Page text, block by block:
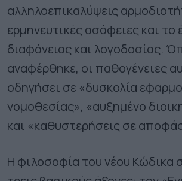
αλληλοεπικαλύψεις
ερμηνευτικές ασάφειες και το
διαφάνειας και λογοδοσίας.
αναφέρθηκε, οι παθογένειες
οδηγήσει σε «δυσκολία
νομοθεσίας», «αυξημένο
και «καθυστερήσεις σε
Η φιλοσοφία του νέου Κώδικα